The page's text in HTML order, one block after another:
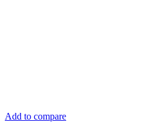
Add to compare